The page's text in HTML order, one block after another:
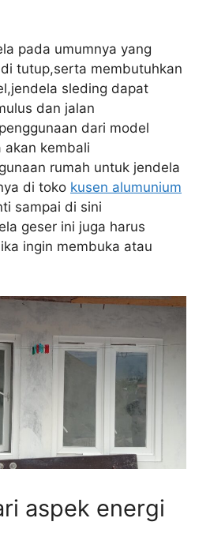
pada umumnya yang
tutup,serta membutuhkan
sleding dapat
dan jalan
dari model
akan kembali
rumah untuk jendela
di toko kusen alumunium
sampai di sini
geser ini juga harus
ingin membuka atau
aspek energi